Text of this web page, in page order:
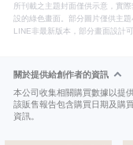
所刊載之主題封面僅供示意，實
設的綠色畫面。部分圖片僅供主
LINE非最新版本，部分畫面設計
關於提供給創作者的資訊
本公司收集相關購買數據以提
該販售報告包含購買日期及購
資訊。